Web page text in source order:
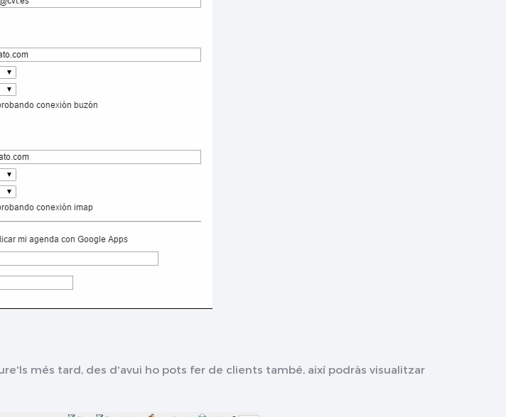
més tard, des d'avui ho pots fer de clients també, així podràs visualitzar